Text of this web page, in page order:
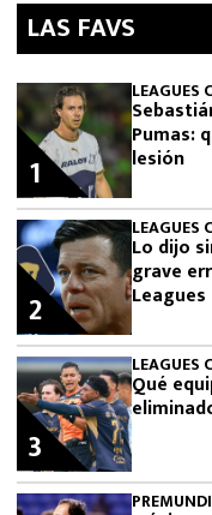
LAS FAVS
LEAGUES
Pumas:
lesión
1
LEAGUES
Lo dijo
grave
Leagues
2
LEAGUES
Qué
3